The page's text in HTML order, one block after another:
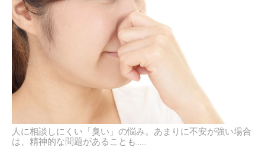
人に相談しにくい「臭い」の悩み。あまりに不安が強い場合
は、精神的な問題があることも……